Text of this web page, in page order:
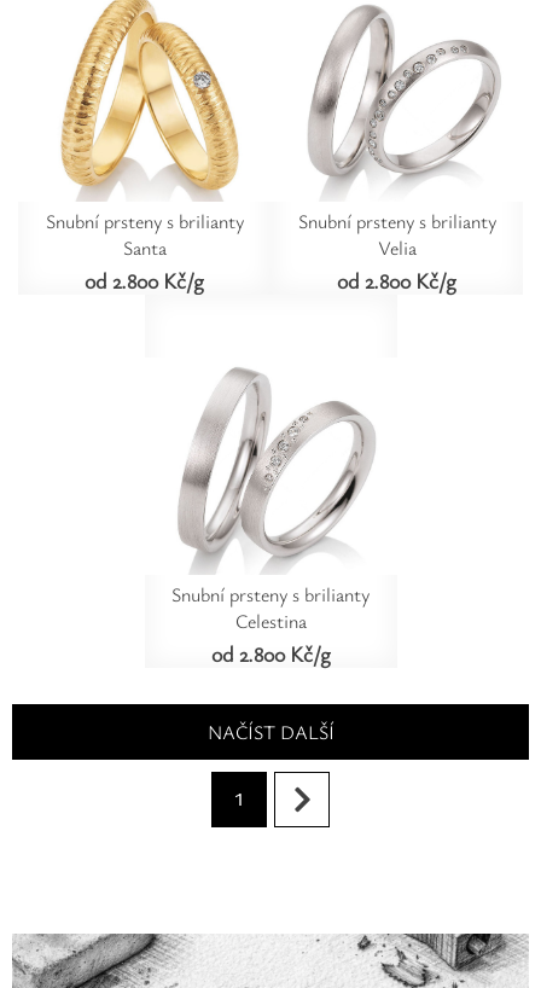
Snubní prsteny s brilianty
Santa
od 2.800 Kč/g
Snubní prsteny s brilianty
Velia
od 2.800 Kč/g
Snubní prsteny s brilianty
Celestina
od 2.800 Kč/g
NAČÍST DALŠÍ
1